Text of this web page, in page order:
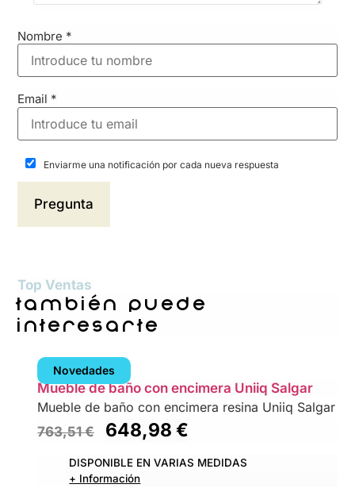
Nombre *
Email *
Enviarme una notificación por cada nueva respuesta
Top Ventas
también puede
interesarte
Novedades
Mueble de baño con encimera Uniiq Salgar
Mueble de baño con encimera resina Uniiq Salgar
763,51€ 648,98€
DISPONIBLE EN VARIAS MEDIDAS
+ Información